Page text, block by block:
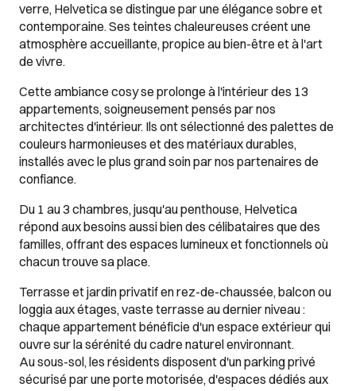
verre, Helvetica se distingue par une élégance sobre et
contemporaine. Ses teintes chaleureuses créent une
atmosphère accueillante, propice au bien-être et à l'art
de vivre.
Cette ambiance cosy se prolonge à l'intérieur des 13
appartements, soigneusement pensés par nos
architectes d'intérieur. Ils ont sélectionné des palettes de
couleurs harmonieuses et des matériaux durables,
installés avec le plus grand soin par nos partenaires de
confiance.
Du 1 au 3 chambres, jusqu'au penthouse, Helvetica
répond aux besoins aussi bien des célibataires que des
familles, offrant des espaces lumineux et fonctionnels où
chacun trouve sa place.
Terrasse et jardin privatif en rez-de-chaussée, balcon ou
loggia aux étages, vaste terrasse au dernier niveau :
chaque appartement bénéficie d'un espace extérieur qui
ouvre sur la sérénité du cadre naturel environnant.
Au sous-sol, les résidents disposent d'un parking privé
sécurisé par une porte motorisée, d'espaces dédiés aux